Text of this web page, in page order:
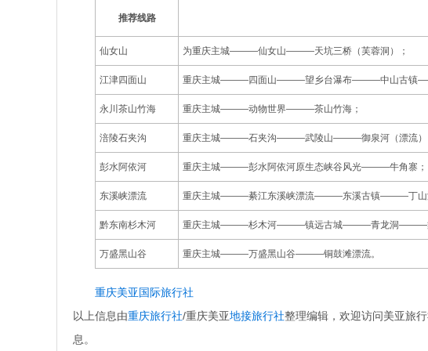
推荐线路
仙女山 为重庆主城———仙女山———天坑三桥（芙蓉洞）；
江津四面山 重庆主城———四面山———望乡台瀑布———中山古镇
永川茶山竹海 重庆主城———动物世界———茶山竹海；
涪陵石夹沟 重庆主城———石夹沟———武陵山———御泉河（漂流）
彭水阿依河 重庆主城———彭水阿依河原生态峡谷风光———牛角寨；
东溪峡漂流 重庆主城———綦江东溪峡漂流———东溪古镇———丁山
黔东南杉木河 重庆主城———杉木河———镇远古城———青龙洞———
万盛黑山谷 重庆主城———万盛黑山谷———铜鼓滩漂流。
重庆美亚国际旅行社
以上信息由重庆旅行社/重庆美亚地接旅行社整理编辑，欢迎访问美亚旅
息。